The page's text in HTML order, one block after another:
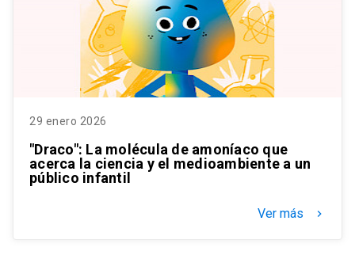
29 enero 2026
"Draco": La molécula de amoníaco que
acerca la ciencia y el medioambiente a un
público infantil
Ver más keyboard_arrow_right